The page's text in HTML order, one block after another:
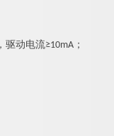
动电流≥10mA；